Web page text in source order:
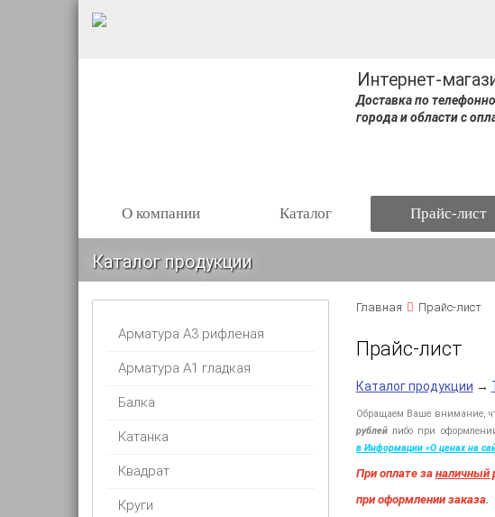
Интернет-
Доставка по
города и области с
О компании Каталог Прайс-лист
Каталог продукции
Арматура А3 рифленая
Арматура А1 гладкая
Балка
Катанка
Квадрат
Круги
Главная Прайс-лист
Прайс-лист
Каталог продукции →
Обращаем Ваше внимание,
рублейлибо при
в Информации «Оценах на
При оплате за наличный
при оформлении заказа.